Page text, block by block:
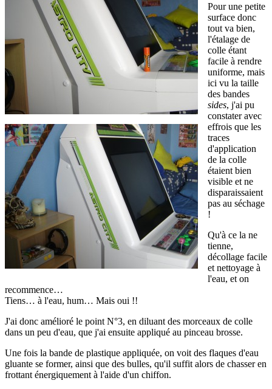
Pour une petite
surface donc
tout va bien,
l'étalage de
colle étant
facile à rendre
uniforme, mais
ici vu la taille
des bandes
sides, j'ai pu
constater avec
effrois que les
traces
d'application
de la colle
étaient bien
visible et ne
disparaissaient
pas au séchage
!
Qu'à ce la ne
tienne,
décollage facile
et nettoyage à
l'eau, et on
recommence…
Tiens… à l'eau, hum… Mais oui !!
J'ai donc amélioré le point N°3, en diluant des morceaux de colle
dans un peu d'eau, que j'ai ensuite appliqué au pinceau brosse.
Une fois la bande de plastique appliquée, on voit des flaques d'eau
gluante se former, ainsi que des bulles, qu'il suffit alors de chasser en
frottant énergiquement à l'aide d'un chiffon.